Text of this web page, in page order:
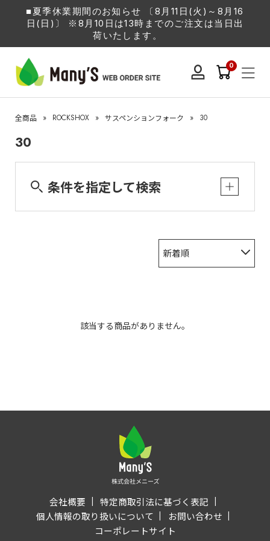
■夏季休業期間のお知らせ 〔8月11日(火)～8月16
日(日)〕 ※8月10日は13時までのご注文は当日出
荷いたします。
0
全商品 » ROCKSHOX » サスペンションフォーク » 30
30
条件を指定して検索
新着順
該当する商品がありません。
会社概要
特定商取引法に基づく表記
個人情報の取り扱いについて
お問い合わせ
コーポレートサイト